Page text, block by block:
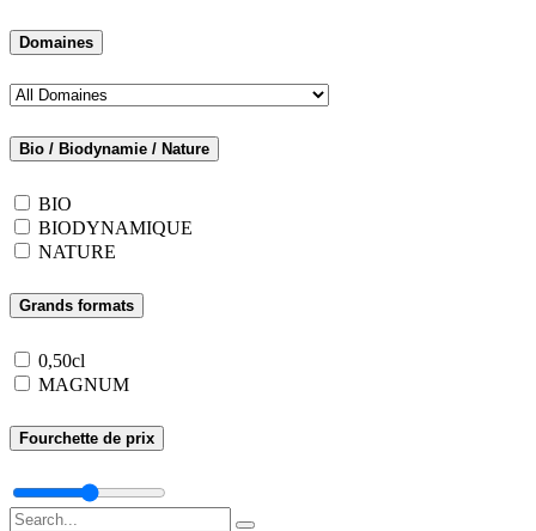
Domaines
Bio / Biodynamie / Nature
BIO
BIODYNAMIQUE
NATURE
Grands formats
0,50cl
MAGNUM
Fourchette de prix